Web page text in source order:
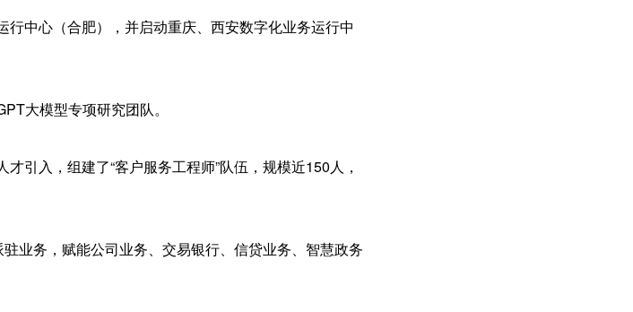
中心（合肥），并启动重庆、西安数字化业务运行中
大模型专项研究团队。
引入，组建了“客户服务工程师”队伍，规模近150人，
业务，赋能公司业务、交易银行、信贷业务、智慧政务